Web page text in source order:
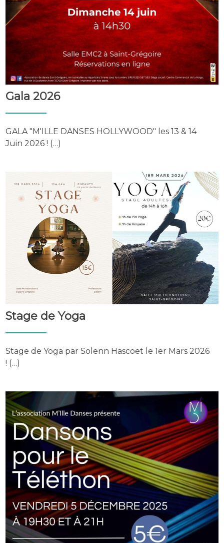
Gala 2026
GALA "M'ILLE DANSES HOLLYWOOD" les 13 & 14
Juin 2026 ! (…)
Stage de Yoga
Stage de Yoga par Solenn Hascoet le 1er Mars 2026
! (…)